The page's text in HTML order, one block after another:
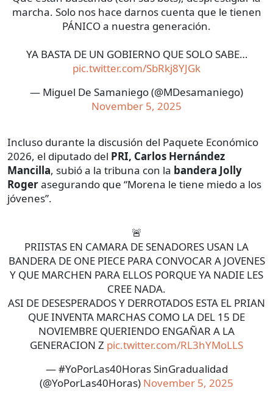
marcha. Solo nos hace darnos cuenta que le tienen
PÁNICO a nuestra generación.
YA BASTA DE UN GOBIERNO QUE SOLO SABE…
pic.twitter.com/SbRkj8YJGk
— Miguel De Samaniego (@MDesamaniego)
November 5, 2025
Incluso durante la discusión del Paquete Económico
2026, el diputado del PRI, Carlos Hernández
Mancilla, subió a la tribuna con la bandera Jolly
Rogerasegurando que “Morena le tiene miedo a los
jóvenes”.
🚨
PRIISTAS EN CAMARA DE SENADORES USAN LA
BANDERA DE ONE PIECE PARA CONVOCAR A JOVENES
Y QUE MARCHEN PARA ELLOS PORQUE YA NADIE LES
CREE NADA.
ASI DE DESESPERADOS Y DERROTADOS ESTA EL PRIAN
QUE INVENTA MARCHAS COMO LA DEL 15 DE
NOVIEMBRE QUERIENDO ENGAÑAR A LA
GENERACION Z pic.twitter.com/RL3hYMoLLS
— #YoPorLas40Horas SinGradualidad
(@YoPorLas40Horas) November 5, 2025